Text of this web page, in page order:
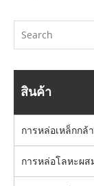
สินค้า
การหล่อเหล็กกล้
การหล่อโลหะผส